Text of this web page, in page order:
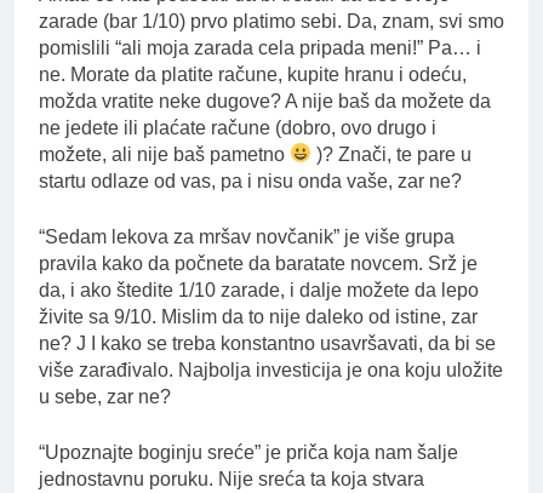
zarade (bar 1/10) prvo platimo sebi. Da, znam, svi smo
pomislili “ali moja zarada cela pripada meni!” Pa… i
ne. Morate da platite račune, kupite hranu i odeću,
možda vratite neke dugove? A nije baš da možete da
ne jedete ili plaćate račune (dobro, ovo drugo i
možete, ali nije baš pametno
)? Znači, te pare u
startu odlaze od vas, pa i nisu onda vaše, zar ne?
“Sedam lekova za mršav novčanik” je više grupa
pravila kako da počnete da baratate novcem. Srž je
da, i ako štedite 1/10 zarade, i dalje možete da lepo
živite sa 9/10. Mislim da to nije daleko od istine, zar
ne? J I kako se treba konstantno usavršavati, da bi se
više zarađivalo. Najbolja investicija je ona koju uložite
u sebe, zar ne?
“Upoznajte boginju sreće” je priča koja nam šalje
jednostavnu poruku. Nije sreća ta koja stvara